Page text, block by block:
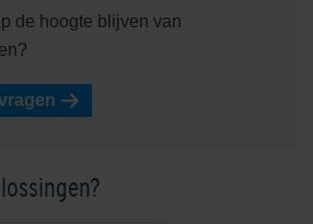
de hoogte blijven van